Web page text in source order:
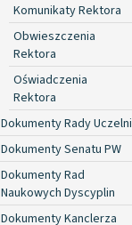
Komunikaty Rektora
Obwieszczenia
Rektora
Oświadczenia
Rektora
Dokumenty Rady Uczelni
Dokumenty Senatu PW
Dokumenty Rad
Naukowych Dyscyplin
Dokumenty Kanclerza